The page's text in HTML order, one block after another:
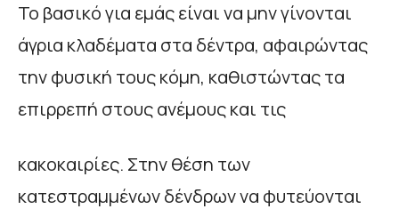
Το βασικό για εμάς είναι να μην γίνονται
άγρια κλαδέματα στα δέντρα, αφαιρώντας
την φυσική τους κόμη, καθιστώντας τα
επιρρεπή στους ανέμους και τις
κακοκαιρίες. Στην θέση των
κατεστραμμένων δένδρων να φυτεύονται